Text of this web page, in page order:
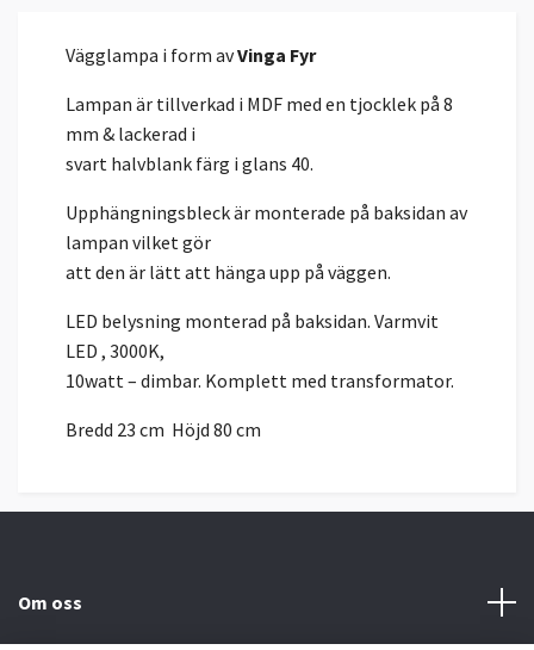
Vägglampa i form avVinga Fyr
Lampan är tillverkad i MDF med en tjocklek på 8
mm & lackerad i
svart halvblank färg i glans 40.
Upphängningsbleck är monterade på baksidan av
lampan vilket gör
att den är lätt att hänga upp på väggen.
LED belysning monterad på baksidan. Varmvit
LED , 3000K,
10watt – dimbar. Komplett med transformator.
Bredd 23 cm Höjd 80 cm
Om oss